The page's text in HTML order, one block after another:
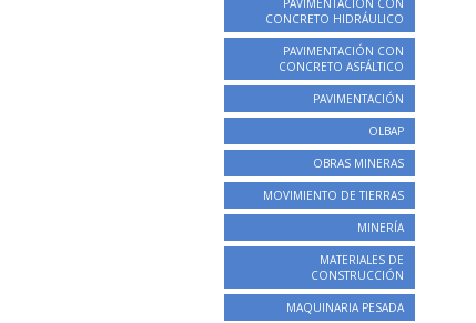
PAVIMENTACIÓN CON
CONCRETO HIDRÁULICO
PAVIMENTACIÓN CON
CONCRETO ASFÁLTICO
PAVIMENTACIÓN
OLBAP
OBRAS MINERAS
MOVIMIENTO DE TIERRAS
MINERÍA
MATERIALES DE
CONSTRUCCIÓN
MAQUINARIA PESADA